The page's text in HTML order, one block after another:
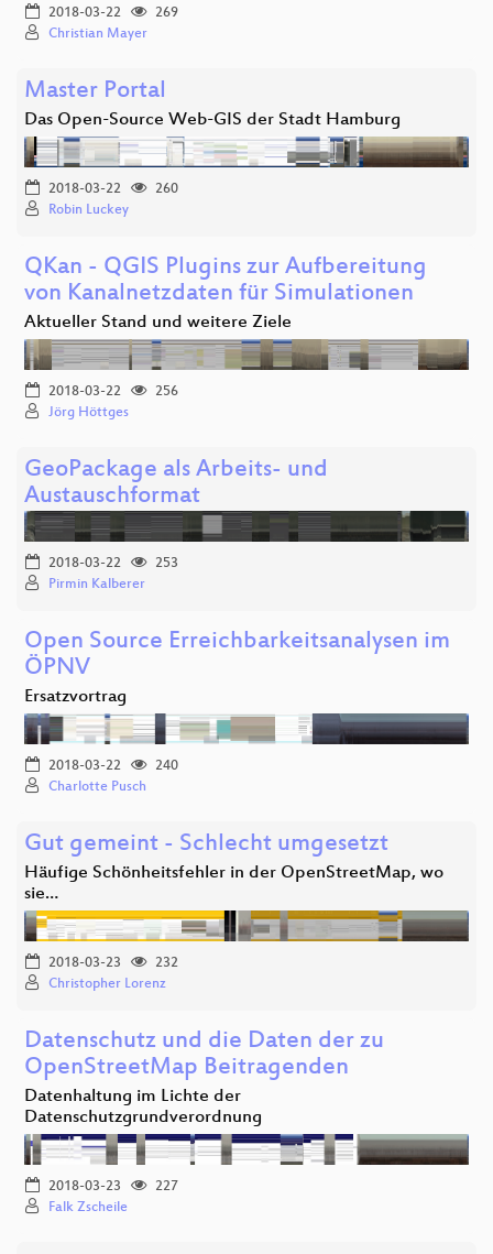
2018-03-22
269
Christian Mayer
Master Portal
Das Open-Source Web-GIS der Stadt Hamburg
2018-03-22
260
Robin Luckey
QKan - QGIS Plugins zur Aufbereitung
von Kanalnetzdaten für Simulationen
Aktueller Stand und weitere Ziele
2018-03-22
256
Jörg Höttges
GeoPackage als Arbeits- und
Austauschformat
2018-03-22
253
Pirmin Kalberer
Open Source Erreichbarkeitsanalysen im
ÖPNV
Ersatzvortrag
2018-03-22
240
Charlotte Pusch
Gut gemeint - Schlecht umgesetzt
Häufige Schönheitsfehler in der OpenStreetMap, wo
sie…
2018-03-23
232
Christopher Lorenz
Datenschutz und die Daten der zu
OpenStreetMap Beitragenden
Datenhaltung im Lichte der
Datenschutzgrundverordnung
2018-03-23
227
Falk Zscheile